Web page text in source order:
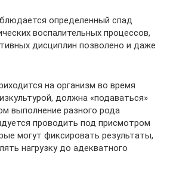
определенный спад
воспалительных процессов,
дисциплин позволено и даже
на организм во время
должна «подаваться»
выполнение разного рода
проводить под присмотром
могут фиксировать результаты,
нагрузку до адекватного